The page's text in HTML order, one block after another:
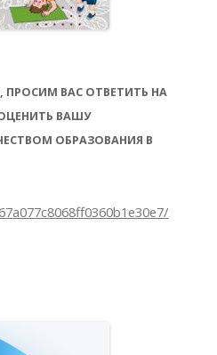
ВАС ОТВЕТИТЬ НА
ВАШУ
ОБРАЗОВАНИЯ В